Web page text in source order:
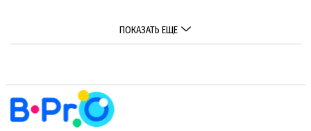
ПОКАЗАТЬ ЕЩЕ